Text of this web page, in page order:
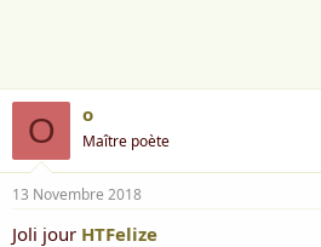
O o
Maître poète
13 Novembre 2018
Joli jour HTFelize